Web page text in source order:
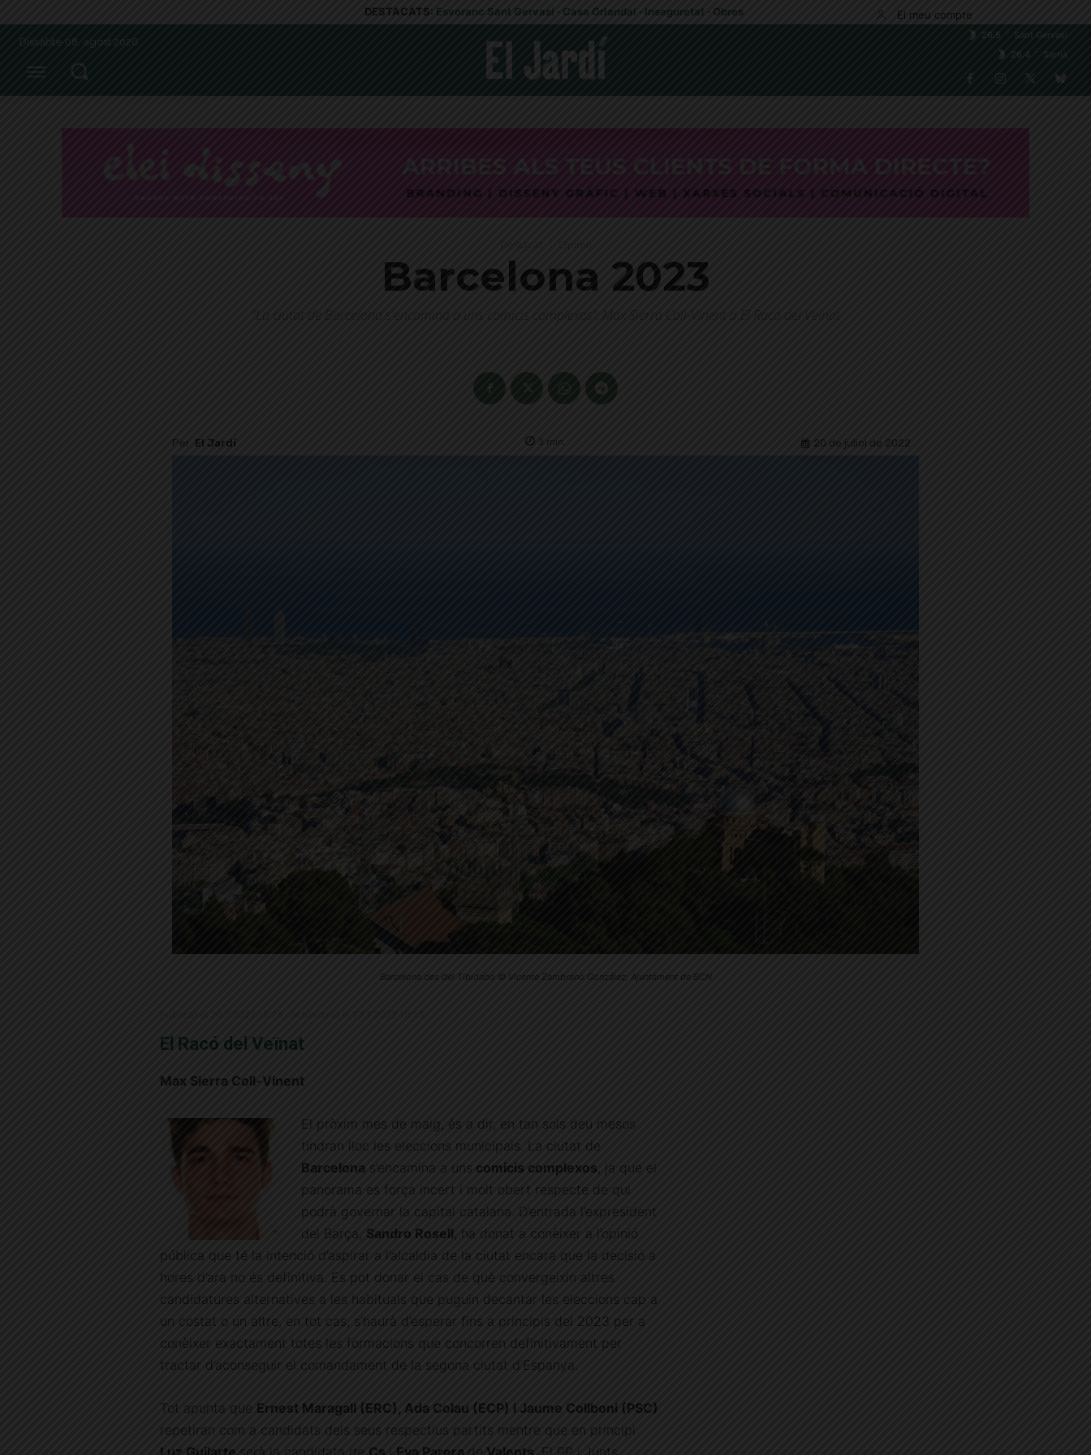
DESTACATS: Esvoranc Sant Gervasi · Casa Orlandai · Inseguretat · Obres El meu compte
Dissabte 08, agost 2026
26.5
Sant Gervasi
26.4
Sarrià
Destacat
Barcelona 2023
"La ciutat de Barcelona s'encamina a uns comicis complexos", Max Sierra Coll-Vinent a El Racó del Veïnat
Per El Jardí 3 min. 20 de juliol de 2022
Barcelona des del Tibidabo © Vicente Zambrano González, Ajuntament de BCN
El Racó del Veïnat
Max Sierra Coll-Vinent
El pròxim mes de maig, és a dir, en tan sols deu mesos
tindran lloc les eleccions municipals. La ciutat de
Barcelona s’encamina a uns comicis complexos, ja que el
panorama es força incert i molt obert respecte de qui
podrà governar la capital catalana. D’entrada l’expresident
del Barça, Sandro Rosell, ha donat a conèixer a l’opinió
pública que té la intenció d’aspirar a l’alcaldia de la ciutat encara que la decisió a
hores d’ara no és definitiva. Es pot donar el cas de què convergeixin altres
candidatures alternatives a les habituals que puguin decantar les eleccions cap a
un costat o un altre, en tot cas, s’haurà d’esperar fins a principis del 2023 per a
conèixer exactament totes les formacions que concorren definitivament per
tractar d’aconseguir el comandament de la segona ciutat d’Espanya.
Tot apunta que Ernest Maragall (ERC), Ada Colau (ECP) i Jaume Collboni (PSC)
repetiran com a candidats dels seus respectius partits mentre que en principi
Luz Guilarte serà la candidata de Cs Eva Parera de Valents. El PP i Junts